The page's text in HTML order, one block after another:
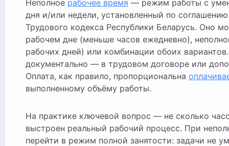
Неполное рабочее время — режим работы с
дня и/или недели, установленный по
Трудового кодекса Республики Беларусь. Оно
рабочем дне (меньше часов ежедневно),
рабочих дней) или комбинации обоих
документально — в трудовом договоре или
Оплата, как правило, пропорциональна
выполненному объёму работы.
На практике ключевой вопрос — не сколько
выстроен реальный рабочий процесс. При
перейти в режим полной занятости: задачи не